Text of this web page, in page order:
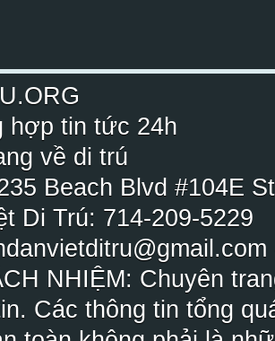
hợp tin tức 24h
về di trú
Beach Blvd #104E
Di Trú: 714-209-5229
NHIỆM: Chuyên
Các thông tin tổng